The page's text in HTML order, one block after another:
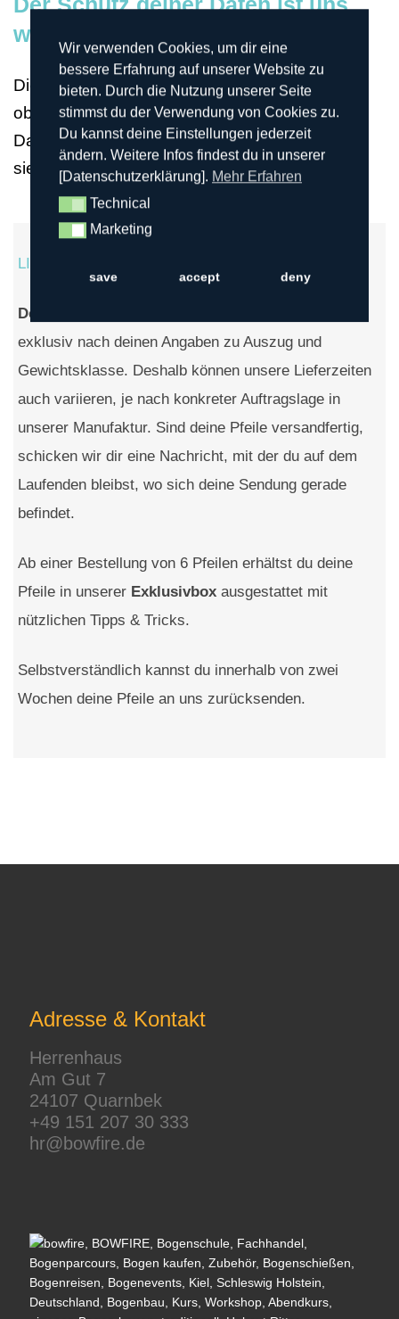
wichtig!
Die Sicherheit deiner Daten steht für uns an
oberster Stelle! Möchtest du unsere
Datenschutzrichtlinien genau lesen, findest du
sie
hier.
LIEFERUNG & RÜCKNAHME
Deine Pfeile
exklusiv nach deinen Angaben zu Auszug und
Gewichtsklasse. Deshalb können unsere Lieferzeiten
auch variieren, je nach konkreter Auftragslage in
unserer Manufaktur. Sind deine Pfeile versandfertig,
schicken wir dir eine Nachricht, mit der du auf dem
Laufenden bleibst, wo sich deine Sendung gerade
befindet.
Ab einer Bestellung von 6 Pfeilen erhältst du deine
Pfeile in unserer Exklusivbox ausgestattet mit
nützlichen Tipps & Tricks.
Selbstverständlich kannst du innerhalb von zwei
Wochen deine Pfeile an uns zurücksenden.
Adresse & Kontakt
Herrenhaus
Am Gut 7
24107 Quarnbek
+49 151 207 30 333
hr@bowfire.de
Wir verwenden Cookies, um dir eine
bessere Erfahrung auf unserer Website zu
bieten. Durch die Nutzung unserer Seite
stimmst du der Verwendung von Cookies zu.
Du kannst deine Einstellungen jederzeit
ändern. Weitere Infos findest du in unserer
[Datenschutzerklärung]. Mehr Erfahren
Technical
Technical
Marketing
Marketing
save accept deny